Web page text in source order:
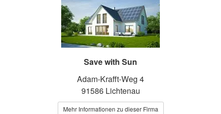
Save with Sun
Adam-Krafft-Weg 4
91586 Lichtenau
Mehr Informationen zu dieser Firma